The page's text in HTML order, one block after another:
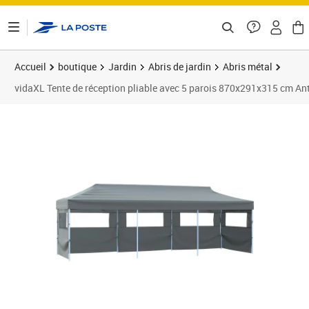
Accueil boutique Jardin Abris de jardin
Abris métal
vidaXL Tente de réception pliable avec 5 parois 870x291x315 cm